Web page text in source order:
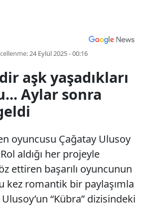
24 Eylül 2025 - 00:16
aşk yaşadıkları
Aylar sonra
oyuncusu Çağatay Ulusoy
aldığı her projeyle
ettiren başarılı oyuncunun
kez romantik bir paylaşımla
“Kübra” dizisindeki